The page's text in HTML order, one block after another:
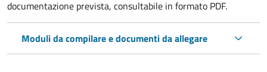
documentazione prevista, consultabile in formato PDF.
Moduli da compilare e documenti da allegare